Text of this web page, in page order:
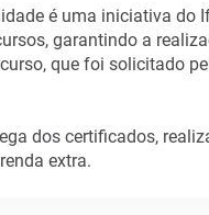
é uma iniciativa do
garantindo a
que foi solicitado
dos certificados,
extra.